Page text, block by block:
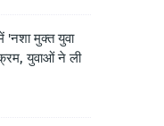
'नशा मुक्त युवा
युवाओं ने ली